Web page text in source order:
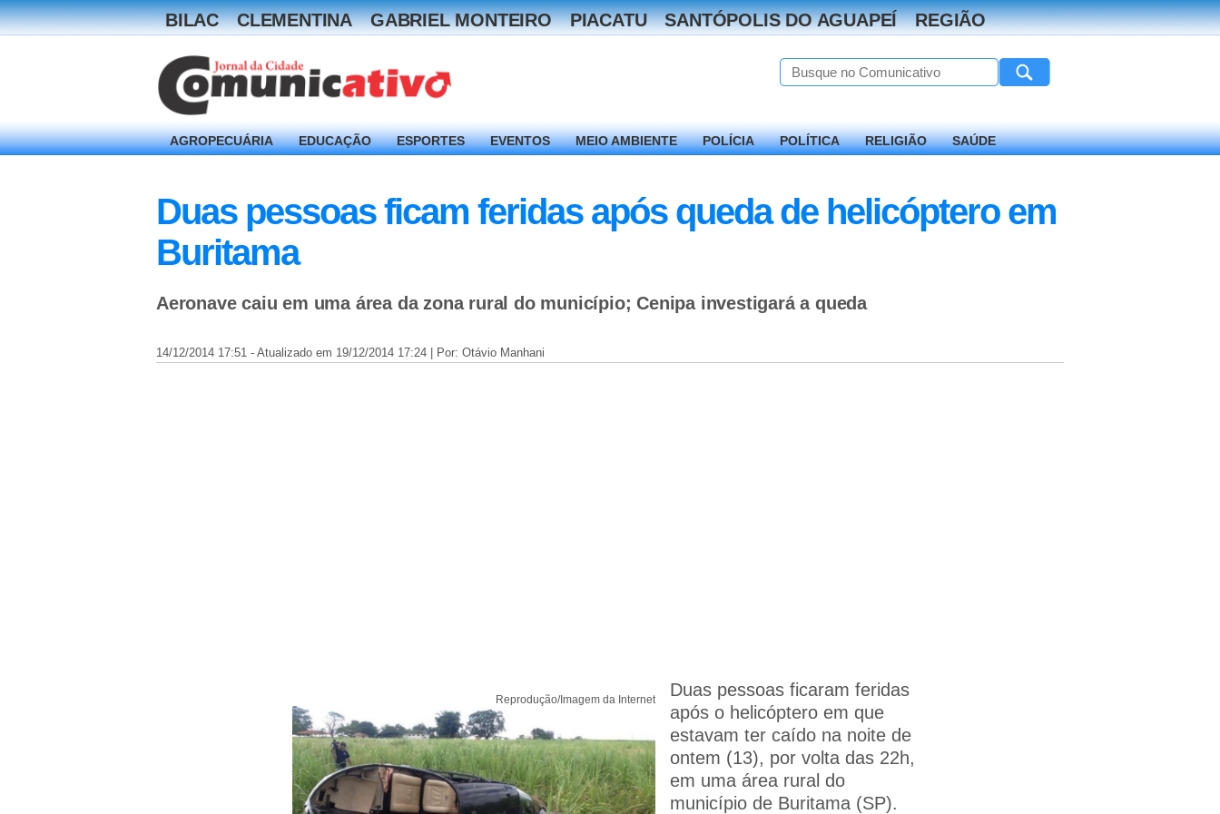
BILAC CLEMENTINA GABRIEL MONTEIRO PIACATU SANTÓPOLIS DO AGUAPEÍ REGIÃO
AGROPECUÁRIA EDUCAÇÃO ESPORTES EVENTOS MEIO AMBIENTE POLÍCIA POLÍTICA RELIGIÃO SAÚDE
Duas pessoas ficam feridas após queda de helicóptero em
Buritama
Aeronave caiu em uma área da zona rural do município; Cenipa investigará a queda
14/12/2014 17:51 - Atualizado em 19/12/2014 17:24 | Por: Otávio Manhani
Reprodução/Imagem da Internet
Duas pessoas ficaram feridas
após o helicóptero em que
estavam ter caído na noite de
ontem (13), por volta das 22h,
em uma área rural do
município de Buritama (SP).